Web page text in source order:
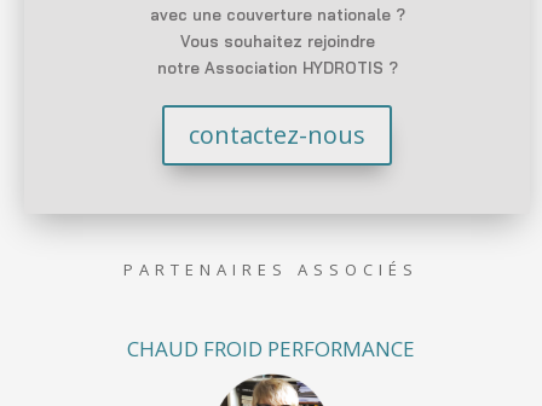
avec une couverture nationale ?
Vous souhaitez rejoindre
notre Association HYDROTIS ?
contactez-nous
PARTENAIRES ASSOCIÉS
CHAUD FROID PERFORMANCE